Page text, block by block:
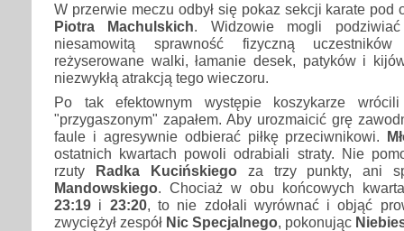
W przerwie meczu odbył się pokaz sekcji karate pod
Piotra Machulskich. Widzowie mogli
niesamowitą sprawność fizyczną
reżyserowane walki, łamanie desek, patyków i
niezwykłą atrakcją tego wieczoru.
Po tak efektownym występie koszykarze
"przygaszonym" zapałem. Aby urozmaicić grę
faule i agresywnie odbierać piłkę przeciwnikowi.
ostatnich kwartach powoli odrabiali straty. Nie
rzuty Radka Kucińskiegoza trzy punkty, ani
Mandowskiego . Chociaż w obu końcowych
23:19 i 23:20, to nie zdołali wyrównać i objąć
zwyciężył zespół Nic Specjalnego , pokonując